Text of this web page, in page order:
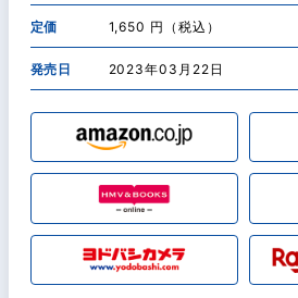
定価 1,650 円（税込）
発売日 2023年03月22日